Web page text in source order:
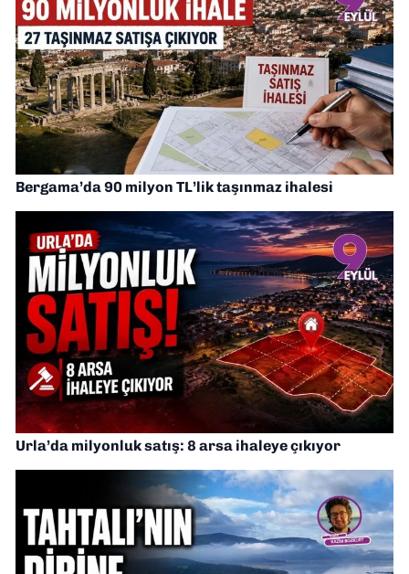
Bergama’da 90 milyon TL’lik taşınmaz ihalesi
Urla’da milyonluk satış: 8 arsa ihaleye çıkıyor